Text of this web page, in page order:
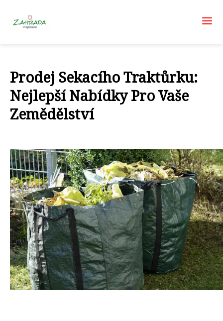
Prodej Sekacího Traktůrku:
Nejlepší Nabídky Pro Vaše
Zemědělství